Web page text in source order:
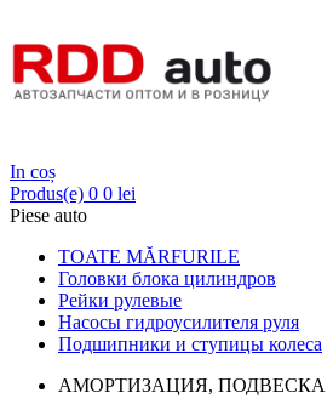
In coș
Produs(e) 0 0 lei
Piese auto
TOATE MĂRFURILE
Головки блока цилиндров
Рейки рулевые
Насосы гидроусилителя руля
Подшипники и ступицы колеса
АМОРТИЗАЦИЯ, ПОДВЕСКА